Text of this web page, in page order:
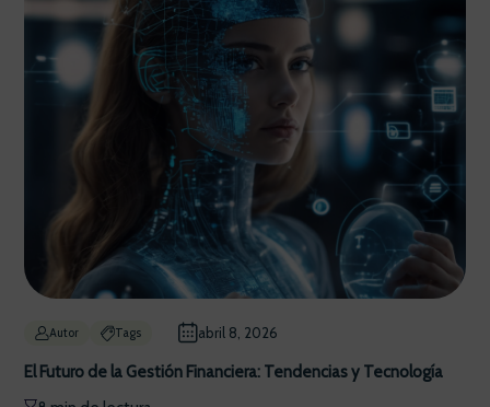
Autor Tags abril 8, 2026
El Futuro de la Gestión Financiera: Tendencias y Tecnología